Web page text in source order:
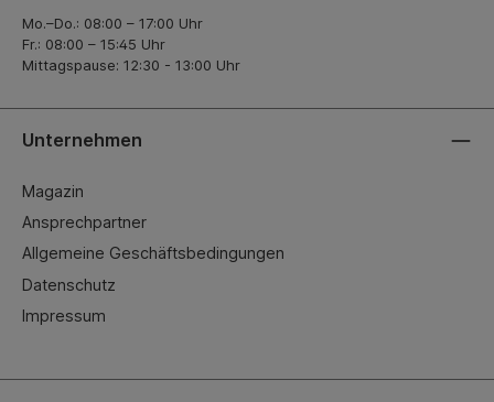
Mo.–Do.: 08:00 – 17:00 Uhr
Fr.: 08:00 – 15:45 Uhr
Mittagspause: 12:30 - 13:00 Uhr
Unternehmen
Magazin
Ansprechpartner
Allgemeine Geschäftsbedingungen
Datenschutz
Impressum